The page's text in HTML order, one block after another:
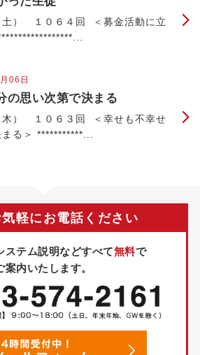
土） １０６４回 ＜募金活動に立
06日
の思い次第で決まる
木） １０６３回 ＜幸せも不幸せ
る＞ ***********...
軽にお電話ください
ステム説明などすべて無料で
案内いたします。